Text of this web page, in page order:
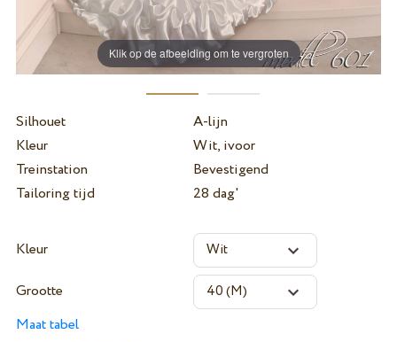
Klik op de afbeelding om te vergroten
Silhouet
A-lijn
Kleur
Wit, ivoor
Treinstation
Bevestigend
Tailoring tijd
28 dag'
Kleur
Grootte
Maat tabel